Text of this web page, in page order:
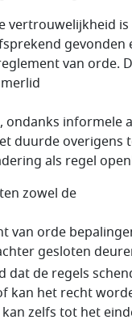
vertrouwelijkheid
gevonden
van orde.
ondanks informele
duurde overigens
als regel
zowel de
van orde
gesloten
dat de regels
kan het recht
zelfs tot het